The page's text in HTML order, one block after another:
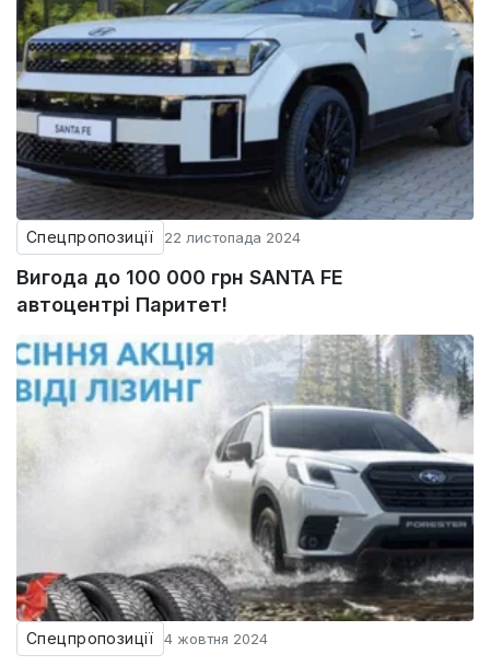
Спецпропозиції 22 листопада 2024
Вигода до 100 000 грн SANTA FE
автоцентрі Паритет!
Спецпропозиції 4 жовтня 2024